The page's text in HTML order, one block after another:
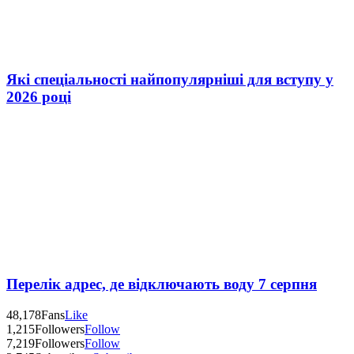
Які спеціальності найпопулярніші для вступу у
2026 році
Перелік адрес, де відключають воду 7 серпня
48,178FansLike
1,215FollowersFollow
7,219FollowersFollow